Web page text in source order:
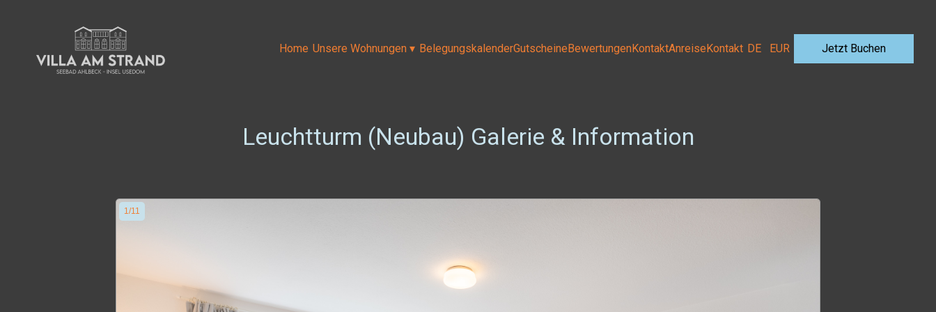
Home Unsere Wohnungen ▾ BelegungskalenderGutscheineBewertungenKontaktAnreiseKontakt DE EUR Jetzt Buchen
Leuchtturm (Neubau) Galerie & Information
1/11